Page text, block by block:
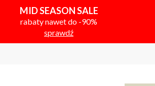
MID SEASON SALE
rabaty nawet do -90%
sprawdź